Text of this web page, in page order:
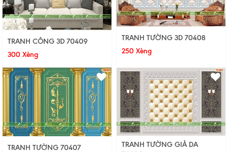
TRANH CÔNG 3D 70409
300 Xèng
TRANH TƯỜNG 3D 70408
250 Xèng
TRANH TƯỜNG 70407
TRANH TƯỜNG GIẢ DA